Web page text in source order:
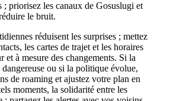
; priorisez les canaux de Gosuslugi et
le bruit.
réduisent les surprises ; mettez
les cartes de trajet et les horaires
et à mesure des changements. Si la
ou si la politique évolue,
de roaming et ajustez votre plan en
moments, la solidarité entre les